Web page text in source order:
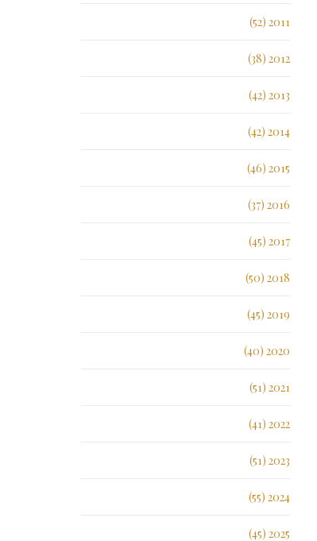
2011 (52)
2012 (38)
2013 (42)
2014 (42)
2015 (46)
2016 (37)
2017 (45)
2018 (50)
2019 (45)
2020 (40)
2021 (51)
2022 (41)
2023 (51)
2024 (55)
2025 (45)